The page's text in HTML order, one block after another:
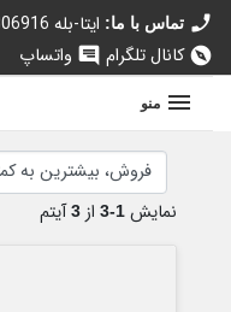
call تماس با ما: 02144438097 -- 09197306916 ایتا-بله
explore کانال تلگرام chat واتساپ
منو
نمایش 1-3 از 3آیتم